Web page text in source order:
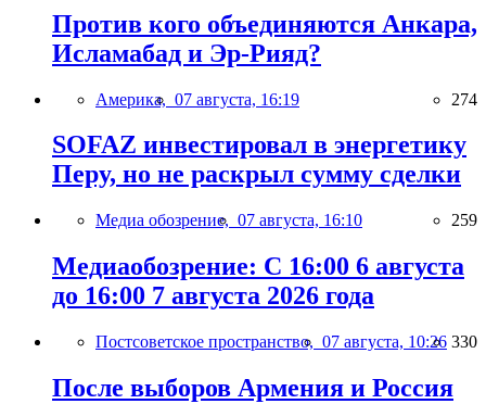
Против кого объединяются Анкара,
Исламабад и Эр-Рияд?
Америка, 07 августа, 16:19 274
SOFAZ инвестировал в энергетику
Перу, но не раскрыл сумму сделки
Медиа обозрение, 07 августа, 16:10 259
Медиаобозрение: С 16:00 6 августа
до 16:00 7 августа 2026 года
Постсоветское пространство, 07 августа, 10:26 330
После выборов Армения и Россия